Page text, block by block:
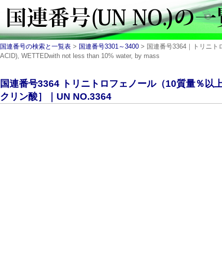
国連番号の検索と一覧表 > 国連番号3301～3400 > 国連番号3364｜トリニト
ACID), WETTEDwith not less than 10% water, by mass
国連番号3364 トリニトロフェノール（10質量％以
クリン酸］｜UN NO.3364